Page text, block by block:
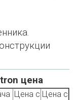
цена
Цена с Цена с